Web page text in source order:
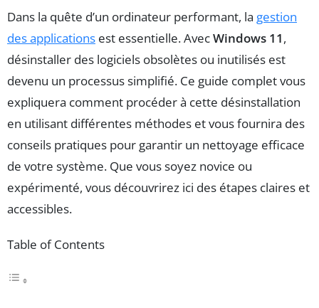
Dans la quête d’un ordinateur performant, la gestion
des applications est essentielle. AvecWindows 11,
désinstaller des logiciels obsolètes ou inutilisés est
devenu un processus simplifié. Ce guide complet vous
expliquera comment procéder à cette désinstallation
en utilisant différentes méthodes et vous fournira des
conseils pratiques pour garantir un nettoyage efficace
de votre système. Que vous soyez novice ou
expérimenté, vous découvrirez ici des étapes claires et
accessibles.
Table of Contents